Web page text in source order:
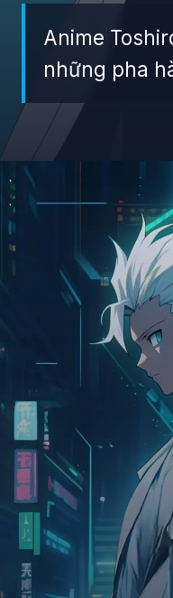
Anime
những pha
https://